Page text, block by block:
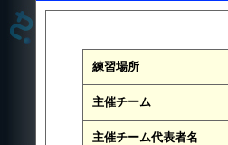
練習場所
主催チーム
主催チーム代表者名